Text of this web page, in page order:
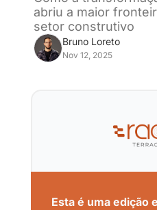
abriu a maior
setor construtivo
Bruno Loreto
Nov 12, 2025
Esta é uma edição